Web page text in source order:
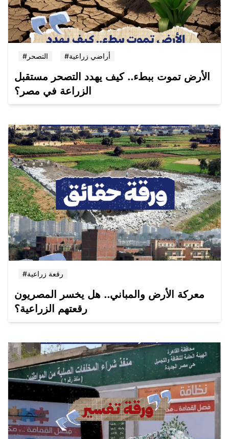
#التصحر #أراضي زراعية
الأرض تموت ببطء.. كيف يهدد التصحر مستقبل
الزراعة في مصر؟
#رقعة زراعية
معركة الأرض والمباني.. هل يخسر المصريون
رقعتهم الزراعية؟